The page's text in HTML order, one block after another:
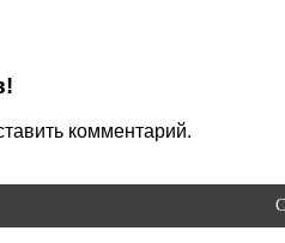
комментарий.